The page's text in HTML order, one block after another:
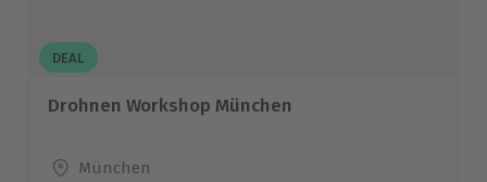
DEAL
Drohnen Workshop München
Standort
München